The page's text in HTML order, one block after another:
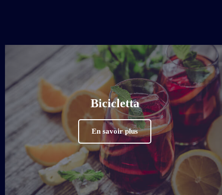
Bicicletta
En savoir plus